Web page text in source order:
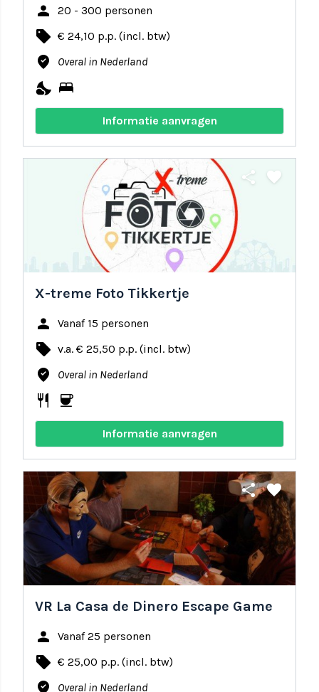
person 20 - 300 personen
local_offer € 24,10 p.p. (incl. btw)
where_to_vote Overal in Nederland
nights_stay bed
Informatie aanvragen
share favorite
X-treme Foto Tikkertje
person Vanaf 15 personen
local_offer v.a. € 25,50 p.p. (incl. btw)
where_to_vote Overal in Nederland
restaurant coffee
Informatie aanvragen
share favorite
VR La Casa de Dinero Escape Game
person Vanaf 25 personen
local_offer € 25,00 p.p. (incl. btw)
where_to_vote Overal in Nederland